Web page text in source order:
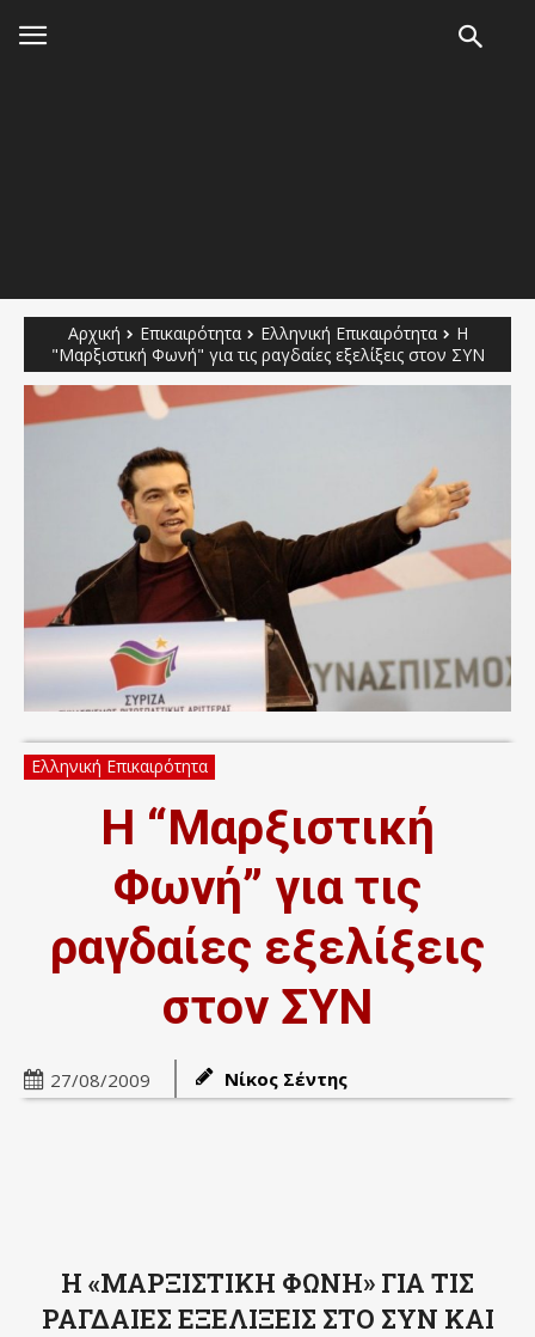
Αρχική Επικαιρότητα Ελληνική Επικαιρότητα
Η
"Μαρξιστική Φωνή" για τις ραγδαίες εξελίξεις στον ΣΥΝ
Ελληνική Επικαιρότητα
Η “Μαρξιστική
Φωνή” για τις
ραγδαίες εξελίξεις
στον ΣΥΝ
27/08/2009 Νίκος Σέντης
Η «ΜΑΡΞΙΣΤΙΚΗ ΦΩΝΗ» ΓΙΑ ΤΙΣ
ΡΑΓΔΑΙΕΣ ΕΞΕΛΙΞΕΙΣ ΣΤΟ ΣΥΝ ΚΑΙ